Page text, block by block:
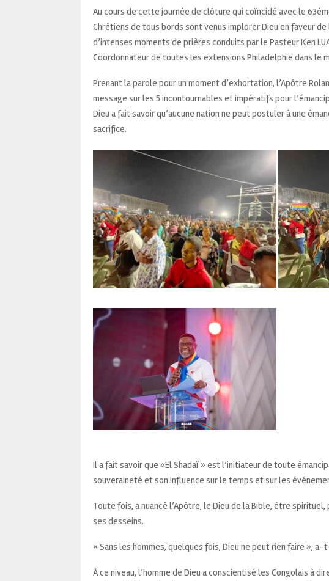
Au cours de cette journée de clôture qui coïncidé avec le
Chrétiens de tous bords sont venus implorer Dieu en faveur
d’intenses moments de prières conduits par le Pasteur Ken
Coordonnateur de toutes les extensions Philadelphie dans le
Prenant la parole pour un moment d’exhortation, l’Apôtre
message sur les 5 incontournables et impératifs pour
Dieu a fait savoir qu’aucune nation ne peut postuler à une
sacrifice.
Il a fait savoir que «El Shadaï » est l’initiateur de toute
souveraineté et son influence sur le temps et sur les
Toute fois, a nuancé l’Apôtre, le Dieu de la Bible, être
ses desseins.
« Sans les hommes, quelques fois, Dieu ne peut rien faire »,
À ce niveau, l’homme de Dieu a conscientisé les Congolais à